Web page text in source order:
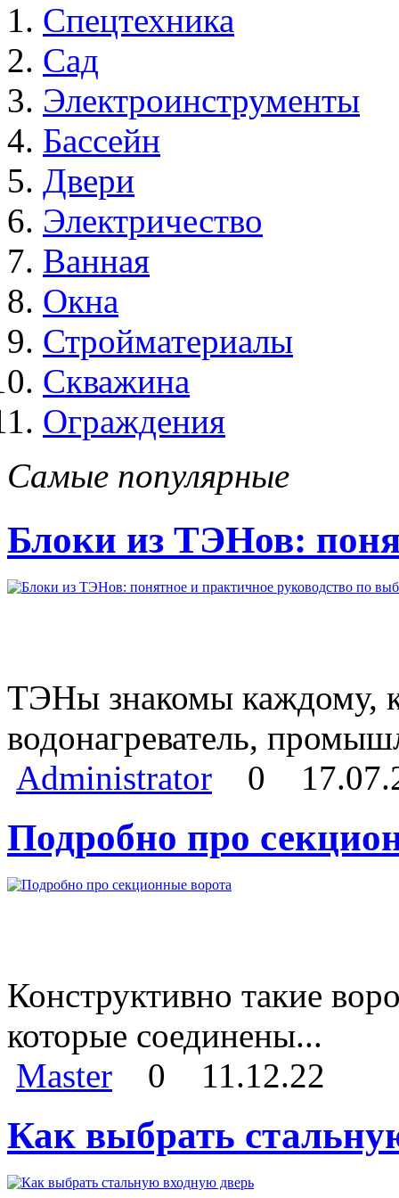
Спецтехника
Сад
Электроинструменты
Бассейн
Двери
Электричество
Ванная
Окна
Стройматериалы
Скважина
Ограждения
Самые популярные
Блоки из ТЭНов:
ТЭНы знакомы каждому,
водонагреватель,
Administrator
0
Подробно про
Конструктивно такие
которые соединены...
Master
0 11.12.22
Как выбрать